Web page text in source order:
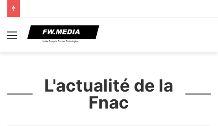
Menu
L'actualité de la
Fnac